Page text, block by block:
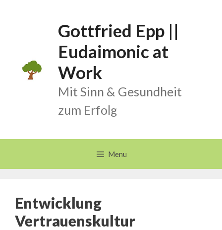
Gottfried Epp ||
Eudaimonic at
Work
Mit Sinn & Gesundheit
zum Erfolg
Menu
Entwicklung
Vertrauenskultur